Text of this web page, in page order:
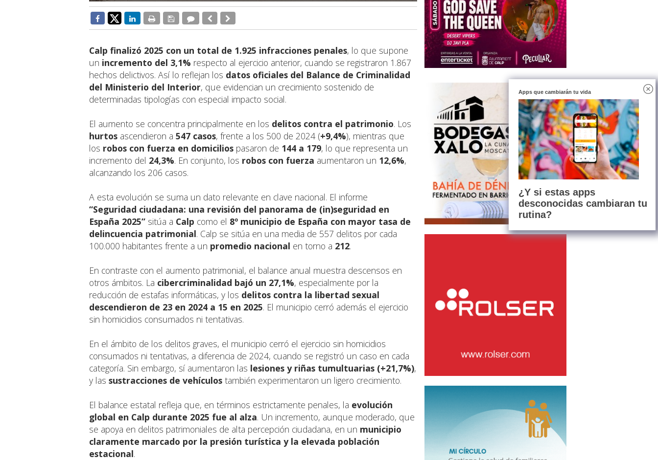
Calp finalizó 2025 con un total de 1.925 infracciones penales, lo que supone
un incremento del 3,1% respecto al ejercicio anterior, cuando se registraron 1.867
hechos delictivos. Así lo reflejan los datos oficiales del Balance de Criminalidad
del Ministerio del Interior, que evidencian un crecimiento sostenido de
determinadas tipologías con especial impacto social.
El aumento se concentra principalmente en los delitos contra el patrimonio. Los
hurtos ascendieron a 547 casos, frente a los 500 de 2024 (+9,4%), mientras que
los robos con fuerza en domicilios pasaron de 144 a 179, lo que representa un
incremento del 24,3%. En conjunto, los robos con fuerza aumentaron un 12,6%,
alcanzando los 206 casos.
A esta evolución se suma un dato relevante en clave nacional. El informe
“Seguridad ciudadana: una revisión del panorama de (in)seguridad en
España 2025” sitúa a Calp como el 8º municipio de España con mayor tasa de
delincuencia patrimonial. Calp se sitúa en una media de 557 delitos por cada
100.000 habitantes frente a un promedio nacional en torno a 212.
En contraste con el aumento patrimonial, el balance anual muestra descensos en
otros ámbitos. La cibercriminalidad bajó un 27,1%, especialmente por la
reducción de estafas informáticas, y los delitos contra la libertad sexual
descendieron de 23 en 2024 a 15 en 2025. El municipio cerró además el ejercicio
sin homicidios consumados ni tentativas.
En el ámbito de los delitos graves, el municipio cerró el ejercicio sin homicidios
consumados ni tentativas, a diferencia de 2024, cuando se registró un caso en cada
categoría. Sin embargo, sí aumentaron las lesiones y riñas tumultuarias (+21,7%),
y las sustracciones de vehículos también experimentaron un ligero crecimiento.
El balance estatal refleja que, en términos estrictamente penales, la evolución
global en Calp durante 2025 fue al alza. Un incremento, aunque moderado, que
se apoya en delitos patrimoniales de alta percepción ciudadana, en un municipio
claramente marcado por la presión turística y la elevada población
estacional.
Apps que cambiarán tu vida
¿Y si estas apps
desconocidas cambiaran tu
rutina?